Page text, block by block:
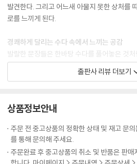
“나 자신도 멀리서 바라보면 꽤 괜찮은 사람이
했다. … 나는 이제 나를 몰아붙이지 않는다. 가
켜보는 안전거리가 필요하다는 걸 알기 때문이
--- pp..208-209
발견한다. 그리고 어느새 아물지 못한 상처를
로를 느끼게 된다.
경쾌하게 달리는 수다 속에서 느끼는 공감
발랄한 문장들은 한바탕 수다를 풀어놓은 것
어나게 한다. 유쾌한 대화를 나눈 후에 막혀있
털어내듯 후련하다. 작가의 이야기는 오래전
출판사 리뷰 더보기
상품정보안내
주문 전 중고상품의 정확한 상태 및 재고 문
를 통해 문의해 주세요.
주문완료 후 중고상품의 취소 및 반품은 판매